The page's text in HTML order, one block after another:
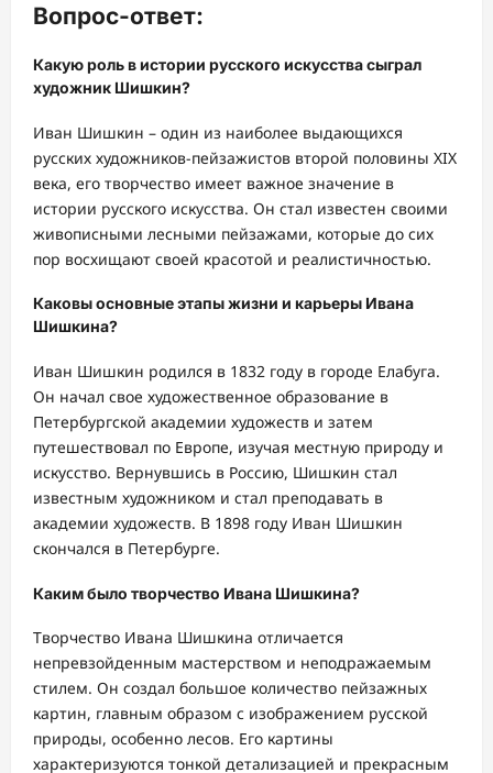
Вопрос-ответ:
Какую роль в истории русского искусства сыграл
художник Шишкин?
Иван Шишкин – один из наиболее выдающихся
русских художников-пейзажистов второй половины XIX
века, его творчество имеет важное значение в
истории русского искусства. Он стал известен своими
живописными лесными пейзажами, которые до сих
пор восхищают своей красотой и реалистичностью.
Каковы основные этапы жизни и карьеры Ивана
Шишкина?
Иван Шишкин родился в 1832 году в городе Елабуга.
Он начал свое художественное образование в
Петербургской академии художеств и затем
путешествовал по Европе, изучая местную природу и
искусство. Вернувшись в Россию, Шишкин стал
известным художником и стал преподавать в
академии художеств. В 1898 году Иван Шишкин
скончался в Петербурге.
Каким было творчество Ивана Шишкина?
Творчество Ивана Шишкина отличается
непревзойденным мастерством и неподражаемым
стилем. Он создал большое количество пейзажных
картин, главным образом с изображением русской
природы, особенно лесов. Его картины
характеризуются тонкой детализацией и прекрасным